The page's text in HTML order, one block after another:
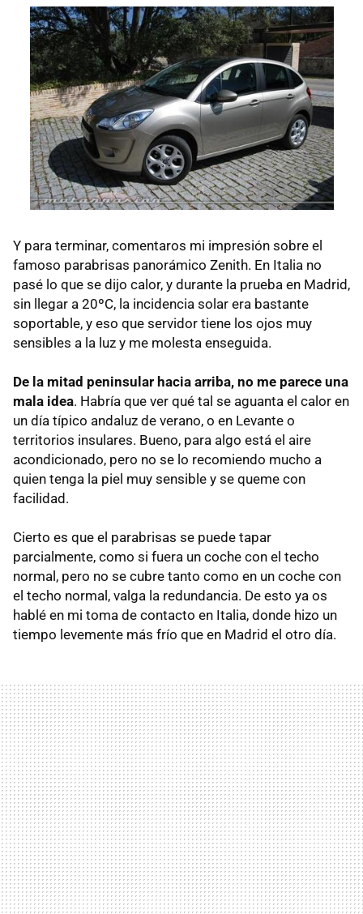
Y para terminar, comentaros mi impresión sobre el
famoso parabrisas panorámico Zenith. En Italia no
pasé lo que se dijo calor, y durante la prueba en Madrid,
sin llegar a 20ºC, la incidencia solar era bastante
soportable, y eso que servidor tiene los ojos muy
sensibles a la luz y me molesta enseguida.
De la mitad peninsular hacia arriba, no me parece una
mala idea. Habría que ver qué tal se aguanta el calor en
un día típico andaluz de verano, o en Levante o
territorios insulares. Bueno, para algo está el aire
acondicionado, pero no se lo recomiendo mucho a
quien tenga la piel muy sensible y se queme con
facilidad.
Cierto es que el parabrisas se puede tapar
parcialmente, como si fuera un coche con el techo
normal, pero no se cubre tanto como en un coche con
el techo normal, valga la redundancia. De esto ya os
hablé en mi toma de contacto en Italia, donde hizo un
tiempo levemente más frío que en Madrid el otro día.